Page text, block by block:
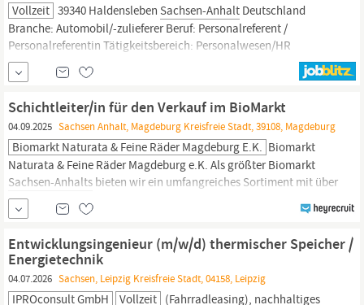
Vollzeit 39340 Haldensleben Sachsen-Anhalt Deutschland
Branche: Automobil/-zulieferer Beruf: Personalreferent /
Personalreferentin Tätigkeitsbereich: Personalwesen/HR
Vertragsart: Festanstellung Befristung: unbefristet
Referenznummer: indeet3853 Diese Stellenanzeige an eine E-Mail-
Adresse schicken, um sie zu Teilen oder um sich später zu
Bewerben.
Schichtleiter/in für den Verkauf im BioMarkt
04.09.2025 Sachsen Anhalt, Magdeburg Kreisfreie Stadt, 39108, Magdeburg
Biomarkt Naturata & Feine Räder Magdeburg E.K. Biomarkt
Naturata & Feine Räder Magdeburg e.K. Als größter Biomarkt
Sachsen-Anhalts bieten wir ein umfangreiches Sortiment mit über
8.000 Bio-Produkten. In unserem hauseigenen Bio-Bistro
bekochen wir täglich unsere Gäste mit einer kleinen Auswahl an
frisch zubereiteten Mittagsmahlzeiten. Als zertifizierter Bio-
Caterer beliefern wir Kitas, Firmen und...
Entwicklungsingenieur (m/w/d) thermischer Speicher /
Energietechnik
04.07.2026 Sachsen, Leipzig Kreisfreie Stadt, 04158, Leipzig
IPROconsult GmbH Vollzeit (Fahrradleasing), nachhaltiges